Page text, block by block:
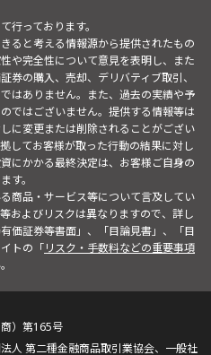
行っております。
ると考える情報源から提供されたもの
や完全性について意見を表明し、また
券の購入、売却、デリバティブ取引、
はありません。また、過去の実績や予
ではございません。提供する情報等は
に変更または削除されることがござい
してお客様が取った行動の結果に対し
にかかる最終決定は、お客様ご自身の
す。
商品・サービス等について言及してい
およびリスクは異なりますので、詳し
価証券等書面」、「目論見書」、「目
トの「リスク・手数料などの重要事項
）第165号
人 第二種金融商品取引業協会、一般社